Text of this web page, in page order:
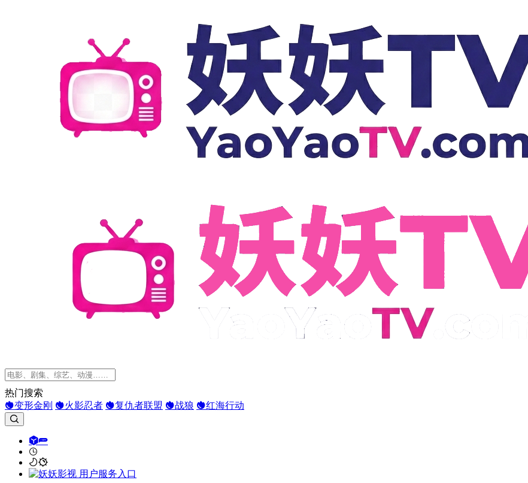
热门搜索
变形金刚
火影忍者 复仇者联盟 战狼 红海行动